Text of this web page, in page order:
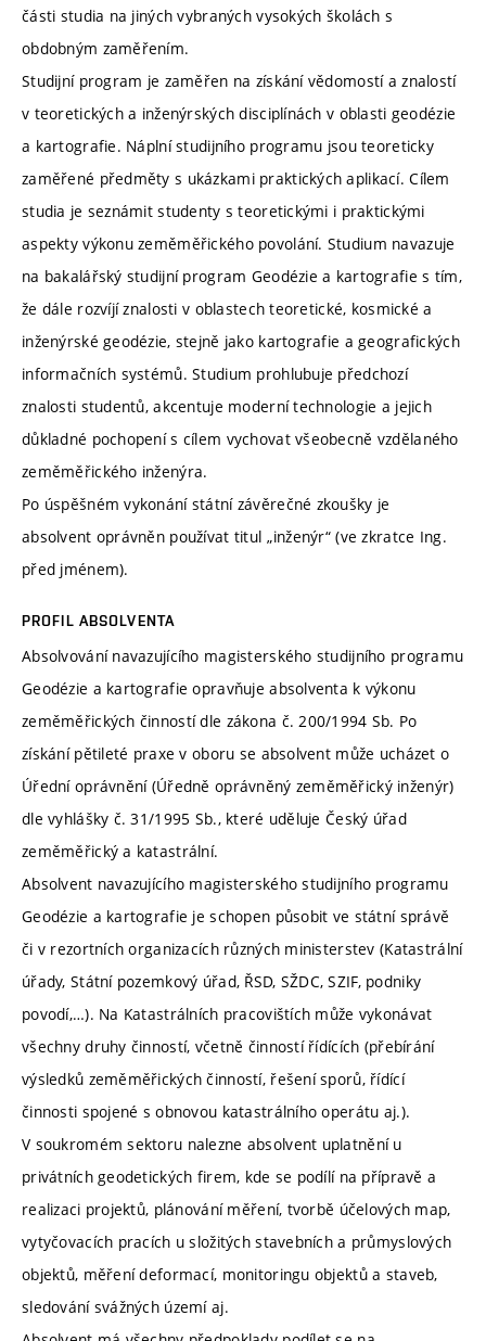
části studia na jiných vybraných vysokých školách s
obdobným zaměřením.
Studijní program je zaměřen na získání vědomostí a znalostí
v teoretických a inženýrských disciplínách v oblasti geodézie
a kartografie. Náplní studijního programu jsou teoreticky
zaměřené předměty s ukázkami praktických aplikací. Cílem
studia je seznámit studenty s teoretickými i praktickými
aspekty výkonu zeměměřického povolání. Studium navazuje
na bakalářský studijní program Geodézie a kartografie s tím,
že dále rozvíjí znalosti v oblastech teoretické, kosmické a
inženýrské geodézie, stejně jako kartografie a geografických
informačních systémů. Studium prohlubuje předchozí
znalosti studentů, akcentuje moderní technologie a jejich
důkladné pochopení s cílem vychovat všeobecně vzdělaného
zeměměřického inženýra.
Po úspěšném vykonání státní závěrečné zkoušky je
absolvent oprávněn používat titul „inženýr“ (ve zkratce Ing.
před jménem).
PROFIL ABSOLVENTA
Absolvování navazujícího magisterského studijního programu
Geodézie a kartografie opravňuje absolventa k výkonu
zeměměřických činností dle zákona č. 200/1994 Sb. Po
získání pětileté praxe v oboru se absolvent může ucházet o
Úřední oprávnění (Úředně oprávněný zeměměřický inženýr)
dle vyhlášky č. 31/1995 Sb., které uděluje Český úřad
zeměměřický a katastrální.
Absolvent navazujícího magisterského studijního programu
Geodézie a kartografie je schopen působit ve státní správě
či v rezortních organizacích různých ministerstev (Katastrální
úřady, Státní pozemkový úřad, ŘSD, SŽDC, SZIF, podniky
povodí,…). Na Katastrálních pracovištích může vykonávat
všechny druhy činností, včetně činností řídících (přebírání
výsledků zeměměřických činností, řešení sporů, řídící
činnosti spojené s obnovou katastrálního operátu aj.).
V soukromém sektoru nalezne absolvent uplatnění u
privátních geodetických firem, kde se podílí na přípravě a
realizaci projektů, plánování měření, tvorbě účelových map,
vytyčovacích pracích u složitých stavebních a průmyslových
objektů, měření deformací, monitoringu objektů a staveb,
sledování svážných území aj.